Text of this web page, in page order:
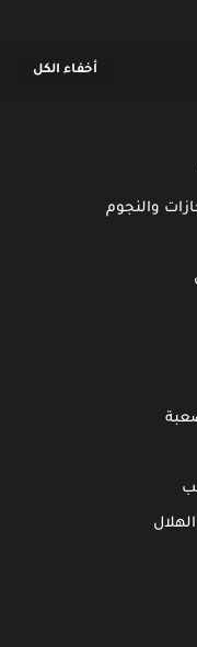
والنجوم